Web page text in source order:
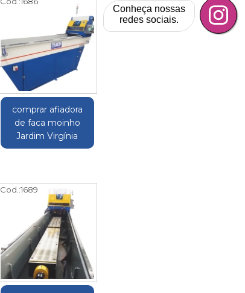
comprar afiadora
de faca moinho
Jardim Virgínia
Cod.:1689
Conheça nossas
redes sociais.